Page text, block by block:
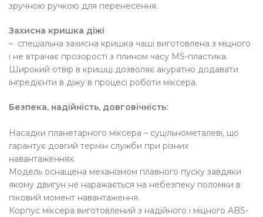
зручною ручкою для перенесення.
Захисна кришка діжі
– спеціальна захисна кришка чаші виготовлена ​​з міцного
і не втрачає прозорості з плином часу MS-пластика.
Широкий отвір в кришці дозволяє акуратно додавати
інгредієнти в діжу в процесі роботи міксера.
Безпека, надійність, довговічність:
Насадки планетарного міксера – суцільнометалеві, що
гарантує довгий термін служби при різних
навантаженнях.
Модель оснащена механізмом плавного пуску завдяки
якому двигун не наражається на небезпеку поломки в
піковий момент навантаження.
Корпус міксера виготовлений з надійного і міцного ABS-